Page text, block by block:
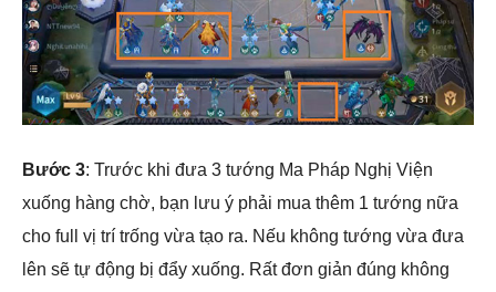
Bước 3: Trước khi đưa 3 tướng Ma Pháp Nghị Viện
xuống hàng chờ, bạn lưu ý phải mua thêm 1 tướng nữa
cho full vị trí trống vừa tạo ra. Nếu không tướng vừa đưa
lên sẽ tự động bị đẩy xuống. Rất đơn giản đúng không